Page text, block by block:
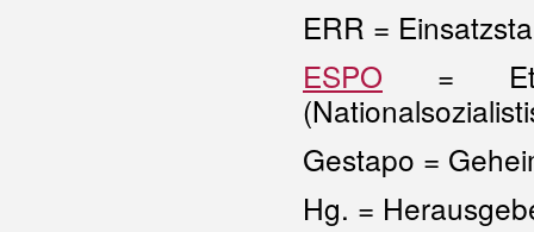
ERR =
ESPO =
Gestapo =
Hg. =